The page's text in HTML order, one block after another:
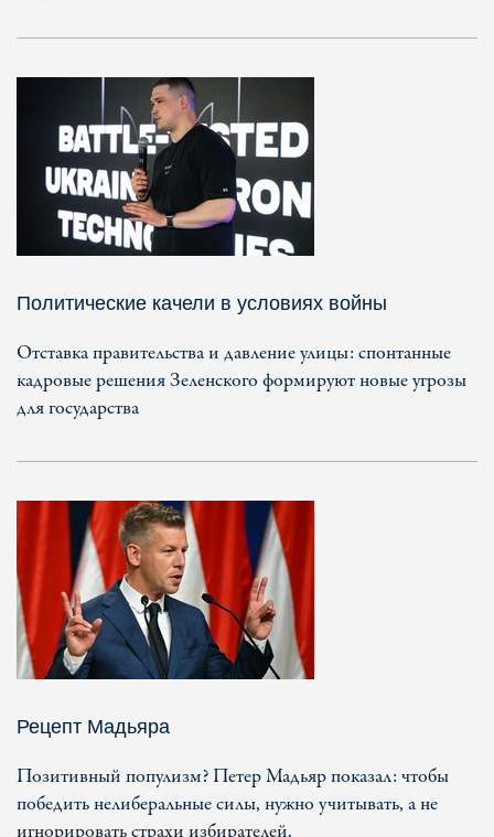
Политические качели в условиях войны
Отставка правительства и давление улицы: спонтанные
кадровые решения Зеленского формируют новые угрозы
для государства
Рецепт Мадьяра
Позитивный популизм? Петер Мадьяр показал: чтобы
победить нелиберальные силы, нужно учитывать, а не